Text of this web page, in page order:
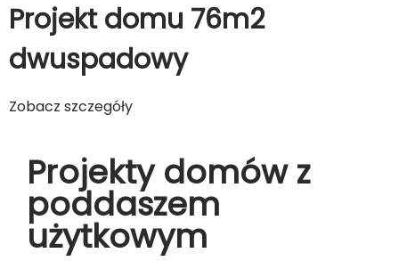
Projekt domu 76m2
dwuspadowy
Zobacz szczegóły
Projekty domów z
poddaszem
użytkowym